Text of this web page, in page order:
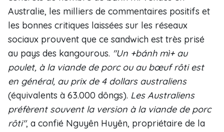
Australie, les milliers de commentaires positifs et
les bonnes critiques laissées sur les réseaux
sociaux prouvent que ce sandwich est très prisé
au pays des kangourous. "Un +bánh mì+ au
poulet, à la viande de porc ou au bœuf rôti est
en général, au prix de 4 dollars australiens
(équivalents à 63.000 dôngs). Les Australiens
préfèrent souvent la version à la viande de porc
rôti", a confié Nguyên Huyên, propriétaire de la